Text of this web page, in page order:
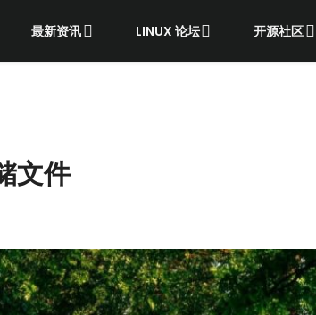
最新资讯 LINUX 论坛 开源社区
文件